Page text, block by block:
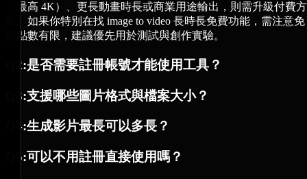
（最高 4K）、更長動畫時長或商業用途輸出，則需升級付費方
案。如果你特別在找 image to video 長時長免費功能，需注意免
費點數有限，建議優先用於測試與創作實驗。
Q2:是否需要註冊帳號才能使用工具？
Q3:支援哪些圖片格式與檔案大小？
Q4:生成影片最長可以多長？
Q5:可以不用註冊直接使用嗎？